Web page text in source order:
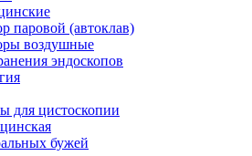
паровой (автоклав)
воздушные
эндоскопов
для цистоскопии
бужей